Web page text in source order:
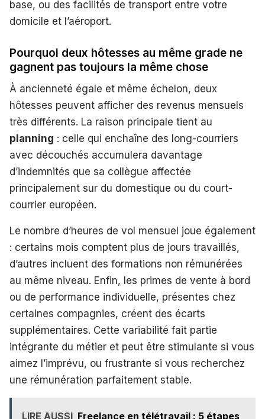
base, ou des facilités de transport entre votre
domicile et l’aéroport.
Pourquoi deux hôtesses au même grade ne
gagnent pas toujours la même chose
À ancienneté égale et même échelon, deux
hôtesses peuvent afficher des revenus mensuels
très différents. La raison principale tient au
planning : celle qui enchaîne des long-courriers
avec découchés accumulera davantage
d’indemnités que sa collègue affectée
principalement sur du domestique ou du court-
courrier européen.
Le nombre d’heures de vol mensuel joue également
: certains mois comptent plus de jours travaillés,
d’autres incluent des formations non rémunérées
au même niveau. Enfin, les primes de vente à bord
ou de performance individuelle, présentes chez
certaines compagnies, créent des écarts
supplémentaires. Cette variabilité fait partie
intégrante du métier et peut être stimulante si vous
aimez l’imprévu, ou frustrante si vous recherchez
une rémunération parfaitement stable.
LIRE AUSSI Freelance en télétravail : 5 étapes